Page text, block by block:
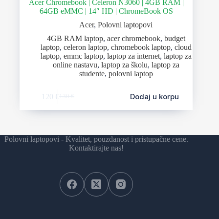
Acer Chromebook | Celeron N3060 | 4GB RAM |
64GB eMMC | 14″ HD | ChromeBook OS
Acer,Polovni laptopovi
4GB RAM laptop, acer chromebook, budget
laptop, celeron laptop, chromebook laptop, cloud
laptop, emmc laptop, laptop za internet, laptop za
online nastavu, laptop za školu, laptop za
studente, polovni laptop
120 € Dodaj u korpu
Polovni laptopovi - Kvalitet, pouzdanost i pristupačne cene.
Kontaktirajte nas!